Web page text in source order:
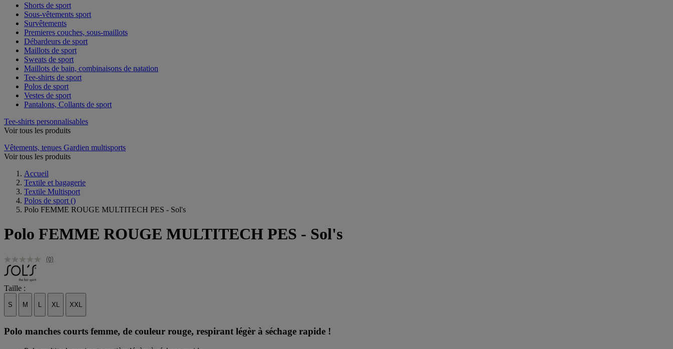
Shorts de sport
Sous-vêtements sport
Survêtements
Premieres couches, sous-maillots
Débardeurs de sport
Maillots de sport
Sweats de sport
Maillots de bain, combinaisons de natation
Tee-shirts de sport
Polos de sport
Vestes de sport
Pantalons, Collants de sport
Tee-shirts personnalisables
Voir tous les produits
Vêtements, tenues Gardien multisports
Voir tous les produits
Accueil
Textile et bagagerie
Textile Multisport
Polos de sport ()
Polo FEMME ROUGE MULTITECH PES - Sol's
Polo FEMME ROUGE MULTITECH PES - Sol's
(0)
Taille :
S M L XL XXL
Polo manches courts femme, de couleur rouge, respirant légèr à séchage rapide !